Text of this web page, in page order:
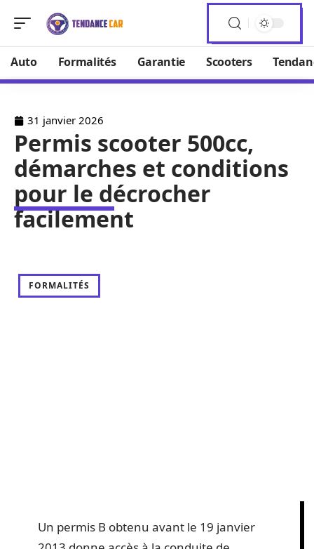
Auto Formalités Garantie Scooters
31 janvier 2026
Permis scooter 500cc,
démarches et conditions
pour le décrocher
facilement
FORMALITÉS
Un permis B obtenu avant le 19 janvier